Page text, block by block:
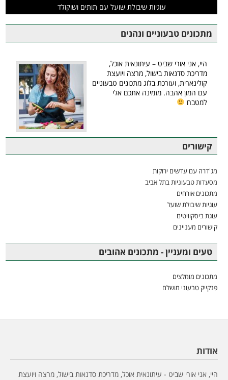
עוגיות שיבולת שועל עם תותים ושוקולד
מתכונים טבעוניים ונהנים
היי, אני אורי שביט – עיתונאית אוכל,
מדריכת סדנאות בישול, מרצה ויועצת
קולינארית, ועורכת בלוג מתכונים טבעוניים
עם המון אהבה. מזמינה אתכם אלי
למטבח
קישורים
מג'דרה עם עדשים ירוקות
מסעדות טבעוניות בתל אביב
מתכונים אורחים
עוגיות שיבולת שועל
עוגת ביסקוויטים
קישורים מעניינים
טעים ומעניין - מתכונים אהובים
מתכונים מומלצים
פנקייק טבעוני מושלם
אודות
היי, אני אורי שביט - עיתונאית אוכל, מדריכת סדנאות בישול, מרצה ויועצת